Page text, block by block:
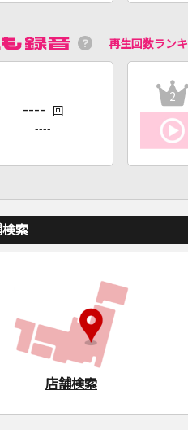
再生回数ラン
---- 回
----
2
検索
店舗検索